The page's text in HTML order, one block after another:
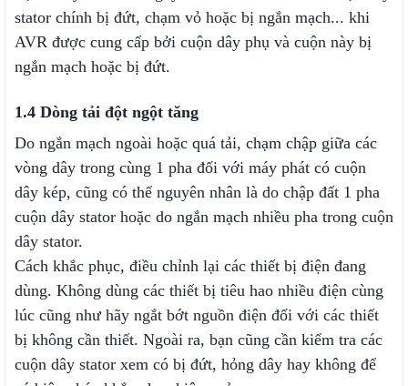
stator chính bị đứt, chạm vỏ hoặc bị ngắn mạch... khi
AVR được cung cấp bởi cuộn dây phụ và cuộn này bị
ngắn mạch hoặc bị đứt.
1.4 Dòng tải đột ngột tăng
Do ngắn mạch ngoài hoặc quá tải, chạm chập giữa các
vòng dây trong cùng 1 pha đối với máy phát có cuộn
dây kép, cũng có thể nguyên nhân là do chập đất 1 pha
cuộn dây stator hoặc do ngắn mạch nhiều pha trong cuộn
dây stator.
Cách khắc phục, điều chỉnh lại các thiết bị điện đang
dùng. Không dùng các thiết bị tiêu hao nhiều điện cùng
lúc cũng như hãy ngắt bớt nguồn điện đối với các thiết
bị không cần thiết. Ngoài ra, bạn cũng cần kiểm tra các
cuộn dây stator xem có bị đứt, hỏng dây hay không để